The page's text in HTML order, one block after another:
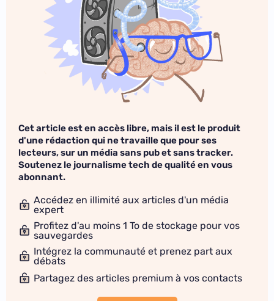
Cet article est en accès libre, mais il est le produit
d'une rédaction qui ne travaille que pour ses
lecteurs, sur un média sans pub et sans tracker.
Soutenez le journalisme tech de qualité en vous
abonnant.
Accédez en illimité aux articles d'un média
expert
Profitez d'au moins 1 To de stockage pour vos
sauvegardes
Intégrez la communauté et prenez part aux
débats
Partagez des articles premium à vos contacts